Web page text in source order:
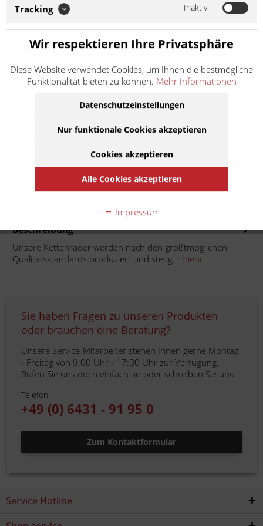
nach den größtmöglichen Qualitätsstandards produziert und
stetig weiterentwickelt, um den hohen Anforderungen
modernster Motorräder gerecht zu werden. Selbst unsere
superleichten Kettenräder halten so den...
62,50 € *
zzgl. Versandkosten
Lieferzeit ca. 1 Werktag
In denWarenkorb
Auf die Merkliste
Beschreibung
Unsere Kettenräder werden nach den größtmöglichen
Qualitätsstandards produziert und stetig... mehr
Sie haben Fragen zu unseren Produkten
oder brauchen eine Beratung?
Unsere Service-Mitarbeiter stehen Ihnen gerne Montag
- Freitag von 9:00 Uhr - 17:00 Uhr zur Verfügung.
Rufen Sie uns doch einfach an oder schreiben Sie uns.
Telefon
+49 (0) 6431 - 91 95 0
Zum Kontaktformular
Service Hotline
Tracking Inaktiv
Wir respektieren Ihre Privatsphäre
Diese Website verwendet Cookies, um Ihnen die bestmögliche
Funktionalität bieten zu können. Mehr Informationen
Datenschutzeinstellungen
Nur funktionale Cookies akzeptieren
Cookies akzeptieren
Alle Cookies akzeptieren
Impressum